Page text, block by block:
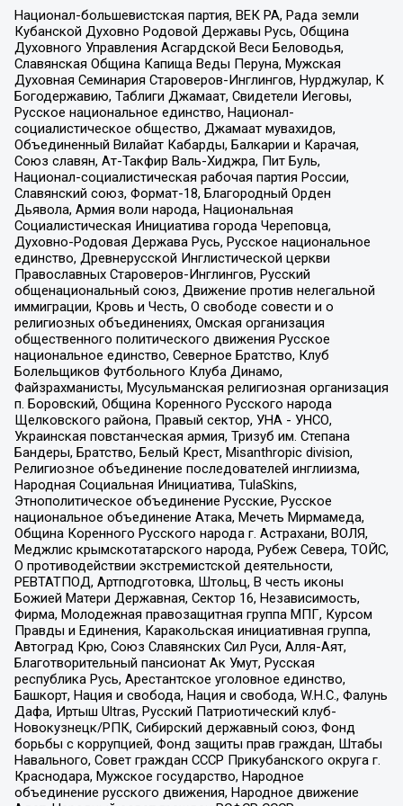
Национал-большевистская партия, ВЕК РА, Рада земли
Кубанской Духовно Родовой Державы Русь, Община
Духовного Управления Асгардской Веси Беловодья,
Славянская Община Капища Веды Перуна, Мужская
Духовная Семинария Староверов-Инглингов, Нурджулар, К
Богодержавию, Таблиги Джамаат, Свидетели Иеговы,
Русское национальное единство, Национал-
социалистическое общество, Джамаат мувахидов,
Объединенный Вилайат Кабарды, Балкарии и Карачая,
Союз славян, Ат-Такфир Валь-Хиджра, Пит Буль,
Национал-социалистическая рабочая партия России,
Славянский союз, Формат-18, Благородный Орден
Дьявола, Армия воли народа, Национальная
Социалистическая Инициатива города Череповца,
Духовно-Родовая Держава Русь, Русское национальное
единство, Древнерусской Инглистической церкви
Православных Староверов-Инглингов, Русский
общенациональный союз, Движение против нелегальной
иммиграции, Кровь и Честь, О свободе совести и о
религиозных объединениях, Омская организация
общественного политического движения Русское
национальное единство, Северное Братство, Клуб
Болельщиков Футбольного Клуба Динамо,
Файзрахманисты, Мусульманская религиозная организация
п. Боровский, Община Коренного Русского народа
Щелковского района, Правый сектор, УНА - УНСО,
Украинская повстанческая армия, Тризуб им. Степана
Бандеры, Братство, Белый Крест, Misanthropic division,
Религиозное объединение последователей инглиизма,
Народная Социальная Инициатива, TulaSkins,
Этнополитическое объединение Русские, Русское
национальное объединение Атака, Мечеть Мирмамеда,
Община Коренного Русского народа г. Астрахани, ВОЛЯ,
Меджлис крымскотатарского народа, Рубеж Севера, ТОЙС,
О противодействии экстремистской деятельности,
РЕВТАТПОД, Артподготовка, Штольц, В честь иконы
Божией Матери Державная, Сектор 16, Независимость,
Фирма, Молодежная правозащитная группа МПГ, Курсом
Правды и Единения, Каракольская инициативная группа,
Автоград Крю, Союз Славянских Сил Руси, Алля-Аят,
Благотворительный пансионат Ак Умут, Русская
республика Русь, Арестантское уголовное единство,
Башкорт, Нация и свобода, Нация и свобода, W.H.С., Фалунь
Дафа, Иртыш Ultras, Русский Патриотический клуб-
Новокузнецк/РПК, Сибирский державный союз, Фонд
борьбы с коррупцией, Фонд защиты прав граждан, Штабы
Навального, Совет граждан СССР Прикубанского округа г.
Краснодара, Мужское государство, Народное
объединение русского движения, Народное движение